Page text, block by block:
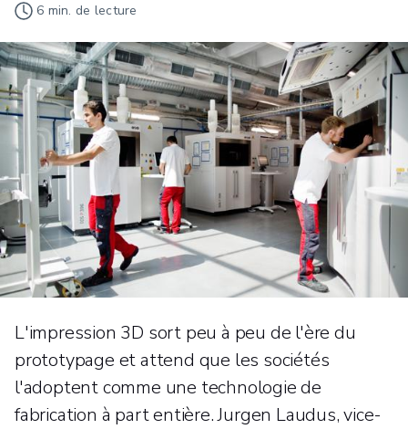
6 min. de lecture
L'impression 3D sort peu à peu de l'ère du
prototypage et attend que les sociétés
l'adoptent comme une technologie de
fabrication à part entière. Jurgen Laudus, vice-